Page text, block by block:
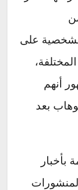
على
أنهم
بعد